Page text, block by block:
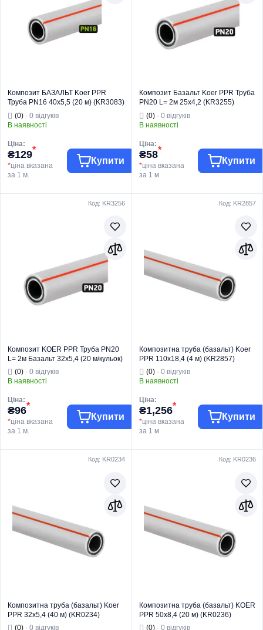
Призначення
водопостачання
та опалення
Країна бренду
Призначення
водопостачання
та опалення
Країна бренду
Чехія
Композит БАЗАЛЬТ Koer PPR
Труба PN16 40х5,5 (20 м) (KR3083)
(0) · 0 відгуків
В наявності
Ціна:
₴129*
*ціна вказана
за 1 м.
Купити
Труби та фітинги
Труба
Призначення
водопостачання
та опалення
Країна бренду
Чехія
Композит Базальт Koer PPR Труба
PN20 L= 2м 25х4,2 (KR3255)
(0)· 0 відгуків
В наявності
Ціна:
₴58*
*ціна вказана
за 1 м.
Купити
Труби та фітинги
Труба
Призначення
водопостачання
та опалення
Країна бренду
Код: KR3256
Композит KOER PPR Труба PN20
L= 2м Базальт 32х5,4 (20 м/кульок)
(KR3256)
(0) · 0 відгуків
В наявності
Ціна:
₴96*
*ціна вказана
за 1 м.
Купити
Труби та фітинги
Труба
Призначення
водопостачання
та опалення
Країна бренду
Код: KR2857
Композитна труба (базальт) Koer
PPR 110x18,4 (4 м) (KR2857)
(0)· 0 відгуків
В наявності
Ціна:
₴1,256*
*ціна вказана
за 1 м.
Купити
Труби та фітинги
Труба
Призначення
водопостачання
та опалення
Країна бренду
Код: KR0234
Композитна труба (базальт) Koer
PPR 32x5,4 (40 м) (KR0234)
(0) · 0 відгуків
Код: KR0236
Композитна труба (базальт) KOER
PPR 50x8,4 (20 м) (KR0236)
(0)· 0 відгуків